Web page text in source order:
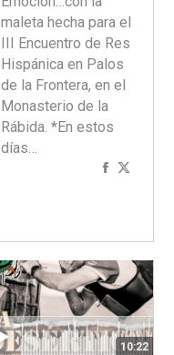
maleta hecha para el
III Encuentro de Res
Hispánica en Palos
de la Frontera, en el
Monasterio de la
Rábida. *En estos
días…
Compartir
10:22